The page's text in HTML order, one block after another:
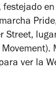
Street,
ver la